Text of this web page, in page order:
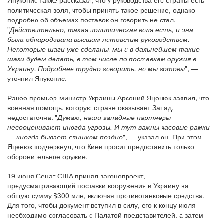
политическая воля, чтобы принять такое решение, однако
подробно об объемах поставок он говорить не стал.
"Действительно, такая политическая воля есть, и она
была обнародована высшим литовским руководством.
Некоторые шаги уже сделаны, мы и в дальнейшем такие
шаги будем делать, в том числе по поставкам оружия в
Украину. Подробнее трудно говорить, но мы готовы", —
уточнил Януконис.
Ранее премьер-министр Украины Арсений Яценюк заявил, что
военная помощь, которую стране оказывает Запад,
недостаточна. "Думаю, наши западные партнеры
недооценивают иногда угрозы. И тут важны часовые рамки
— иногда бывает слишком поздно", — указал он. При этом
Яценюк подчеркнул, что Киев просит предоставить только
оборонительное оружие.
19 июня Сенат США принял законопроект,
предусматривающий поставки вооружения в Украину на
общую сумму $300 млн, включая противотанковые средства.
Для того, чтобы документ вступил в силу, его к концу июля
необходимо согласовать с Палатой представителей, а затем